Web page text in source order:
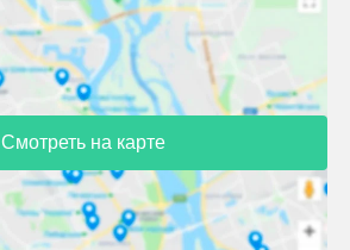
Смотреть на карте